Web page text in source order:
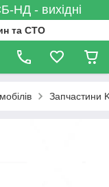
НД - вихідні
та СТО
Запчастини